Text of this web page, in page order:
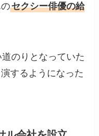
セクシー俳優の給
のりとなっていた
するようになった